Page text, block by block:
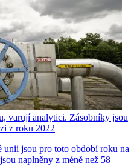
varují analytici. Zásobníky jsou
z roku 2022
jsou pro toto období roku na
naplněny z méně než 58